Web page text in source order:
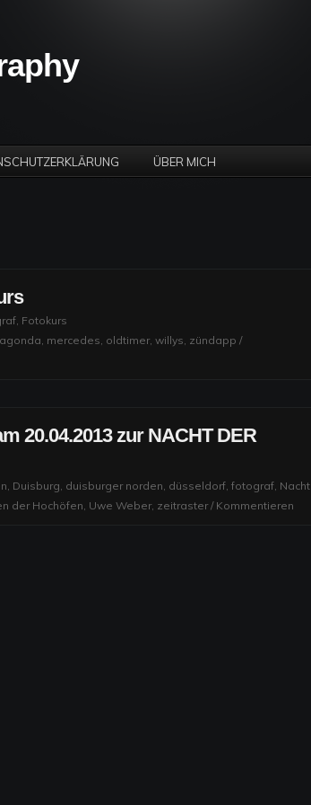
ÜBER MICH
, Fotokurs
, mercedes, oldtimer, willys, zündapp /
20.04.2013 zur NACHT DER
, Duisburg, duisburger norden, düsseldorf, fotograf, Nacht
der Hochöfen, Uwe Weber, zeitraster/ Kommentieren